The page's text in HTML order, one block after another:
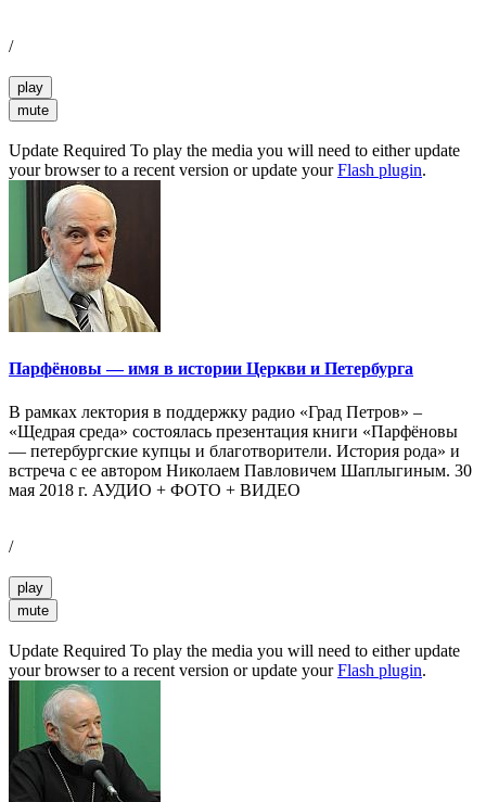
/
play
mute
Update Required To play the media you will need to either update
your browser to a recent version or update yourFlash plugin.
Парфёновы — имя в истории Церкви и Петербурга
В рамках лектория в поддержку радио «Град Петров» –
«Щедрая среда» состоялась презентация книги «Парфёновы
— петербургские купцы и благотворители. История рода» и
встреча с ее автором Николаем Павловичем Шаплыгиным. 30
мая 2018 г. АУДИО + ФОТО + ВИДЕО
/
play
mute
Update Required To play the media you will need to either update
your browser to a recent version or update yourFlash plugin.